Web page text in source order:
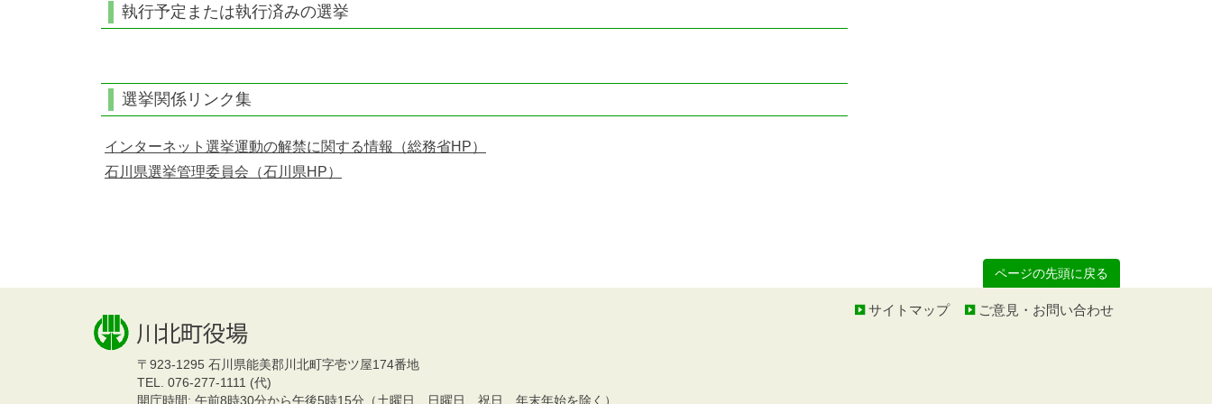
執行予定または執行済みの選挙
選挙関係リンク集
インターネット選挙運動の解禁に関する情報（総務省HP）
石川県選挙管理委員会（石川県HP）
ページの先頭に戻る
サイトマップ ご意見・お問い合わせ
〒923-1295 石川県能美郡川北町字壱ツ屋174番地
TEL. 076-277-1111 (代)
開庁時間: 午前8時30分から午後5時15分（土曜日、日曜日、祝日、年末年始を除く）